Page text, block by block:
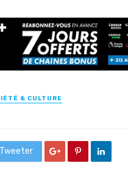
& CULTURE
Tweeter